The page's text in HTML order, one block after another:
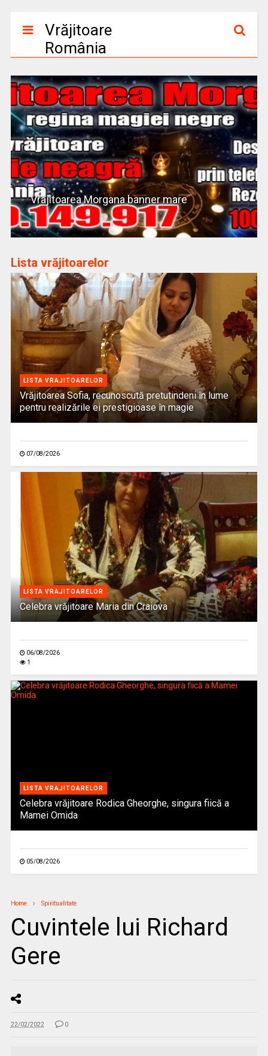
Vrăjitoare
România
Vrajitoarea Morgana banner mare
Lista vrăjitoarelor
LISTA VRAJITOARELOR
Vrăjitoarea Sofia, recunoscută pretutindeni în lume
pentru realizările ei prestigioase în magie
07/08/2026
LISTA VRAJITOARELOR
Celebra vrăjitoare Maria din Craiova
06/08/2026
1
LISTA VRAJITOARELOR
Celebra vrăjitoare Rodica Gheorghe, singura fiică a
Mamei Omida
05/08/2026
Home Spiritualitate
Cuvintele lui Richard
Gere
22/02/2022 0